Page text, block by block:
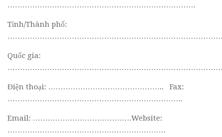
………………………………………………………………….
Tỉnh/Thành phố:
Quốc gia:
Điện thoại: ……………………………………….. Fax:
……………………………………………………………..
Email: ………………………………….Website:
……………………………………………………….